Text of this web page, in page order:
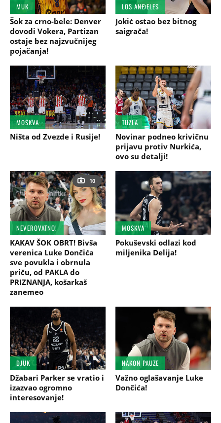
MUK
Šok za crno-bele: Denver
dovodi Vokera, Partizan
ostaje bez najzvučnijeg
pojačanja!
LOS ANĐELES
Jokić ostao bez bitnog
saigrača!
MOSKVA
Ništa od Zvezde i Rusije!
TUZLA
Novinar podneo krivičnu
prijavu protiv Nurkića,
ovo su detalji!
10
NEVEROVATNO!
KAKAV ŠOK OBRT! Bivša
verenica Luke Dončića
sve povukla i obrnula
priču, od PAKLA do
PRIZNANJA, košarkaš
zanemeo
MOSKVA
Pokuševski odlazi kod
miljenika Delija!
DJUK
Džabari Parker se vratio i
izazvao ogromno
interesovanje!
NAKON PAUZE
Važno oglašavanje Luke
Dončića!